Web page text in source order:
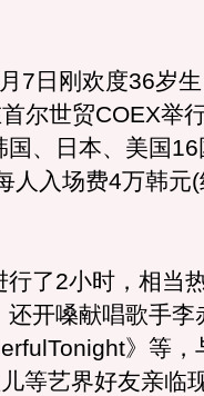
日刚欢度36岁生
尔世贸COEX举
、日本、美国
人入场费4万韩元
了2小时，相当
开嗓献唱歌手李
》等，
等艺界好友亲临